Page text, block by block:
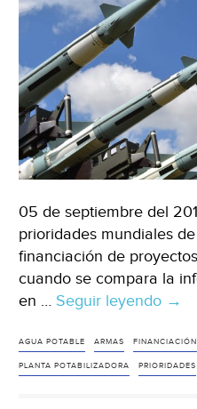
05 de septiembre del
prioridades mundiales
financiación de
cuando se compara la
en … Seguir leyendo Agua
vs
→
AGUA POTABLE ARMAS FINANCIACIÓN
PLANTA POTABILIZADORA PRIORIDADES